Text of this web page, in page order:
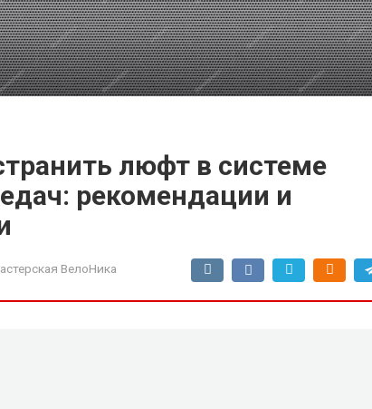
люфт в системе
рекомендации и
ВелоНика